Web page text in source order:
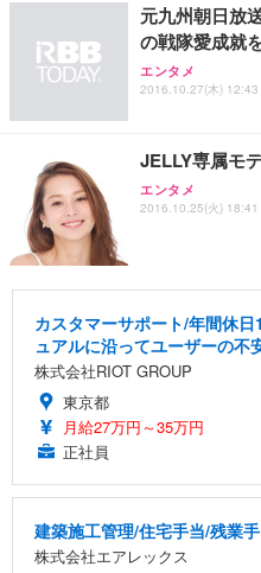
元九州朝日放
の戦隊愛成就
エンタメ
2016.10.27(木) 12:43
JELLY専属モ
エンタメ
2016.10.25(火) 18:41
カスタマーサポート/年間休
ュアルに沿ってユーザーの不
株式会社RIOT GROUP
東京都
月給27万円～35万円
正社員
建築施工管理/住宅手当/残業
株式会社エアレックス